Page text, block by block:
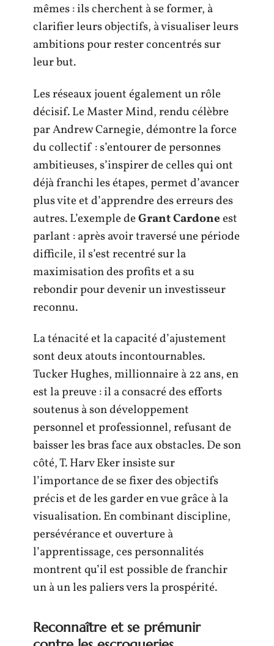
mêmes : ils cherchent à se former, à
clarifier leurs objectifs, à visualiser leurs
ambitions pour rester concentrés sur
leur but.
Les réseaux jouent également un rôle
décisif. Le Master Mind, rendu célèbre
par Andrew Carnegie, démontre la force
du collectif : s’entourer de personnes
ambitieuses, s’inspirer de celles qui ont
déjà franchi les étapes, permet d’avancer
plus vite et d’apprendre des erreurs des
autres. L’exemple deGrant Cardoneest
parlant : après avoir traversé une période
difficile, il s’est recentré sur la
maximisation des profits et a su
rebondir pour devenir un investisseur
reconnu.
La ténacité et la capacité d’ajustement
sont deux atouts incontournables.
Tucker Hughes, millionnaire à 22 ans, en
est la preuve : il a consacré des efforts
soutenus à son développement
personnel et professionnel, refusant de
baisser les bras face aux obstacles. De son
côté, T. Harv Eker insiste sur
l’importance de se fixer des objectifs
précis et de les garder en vue grâce à la
visualisation. En combinant discipline,
persévérance et ouverture à
l’apprentissage, ces personnalités
montrent qu’il est possible de franchir
un à un les paliers vers la prospérité.
Reconnaître et se prémunir